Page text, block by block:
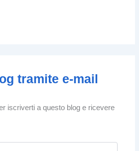
tramite e-mail
iscriverti a questo blog e ricevere